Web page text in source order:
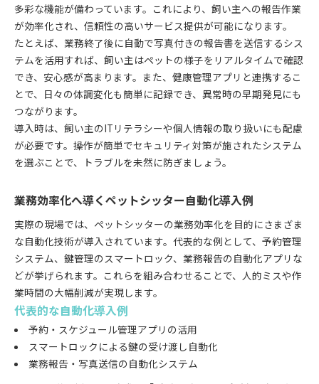
多彩な機能が備わっています。これにより、飼い主への報告作業
が効率化され、信頼性の高いサービス提供が可能になります。
たとえば、業務終了後に自動で写真付きの報告書を送信するシス
テムを活用すれば、飼い主はペットの様子をリアルタイムで確認
でき、安心感が高まります。また、健康管理アプリと連携するこ
とで、日々の体調変化も簡単に記録でき、異常時の早期発見にも
つながります。
導入時は、飼い主のITリテラシーや個人情報の取り扱いにも配慮
が必要です。操作が簡単でセキュリティ対策が施されたシステム
を選ぶことで、トラブルを未然に防ぎましょう。
業務効率化へ導くペットシッター自動化導入例
実際の現場では、ペットシッターの業務効率化を目的にさまざま
な自動化技術が導入されています。代表的な例として、予約管理
システム、鍵管理のスマートロック、業務報告の自動化アプリな
どが挙げられます。これらを組み合わせることで、人的ミスや作
業時間の大幅削減が実現します。
代表的な自動化導入例
予約・スケジュール管理アプリの活用
スマートロックによる鍵の受け渡し自動化
業務報告・写真送信の自動化システム